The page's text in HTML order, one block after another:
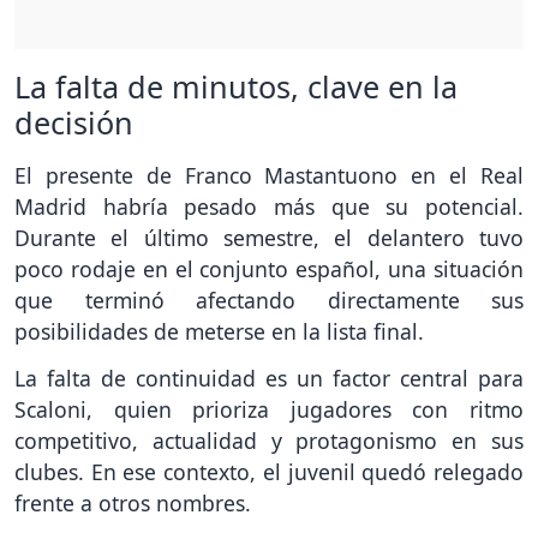
La falta de minutos, clave en la
decisión
El presente de Franco Mastantuono en el Real
Madrid habría pesado más que su potencial.
Durante el último semestre, el delantero tuvo
poco rodaje en el conjunto español, una situación
que terminó afectando directamente sus
posibilidades de meterse en la lista final.
La falta de continuidad es un factor central para
Scaloni, quien prioriza jugadores con ritmo
competitivo, actualidad y protagonismo en sus
clubes. En ese contexto, el juvenil quedó relegado
frente a otros nombres.